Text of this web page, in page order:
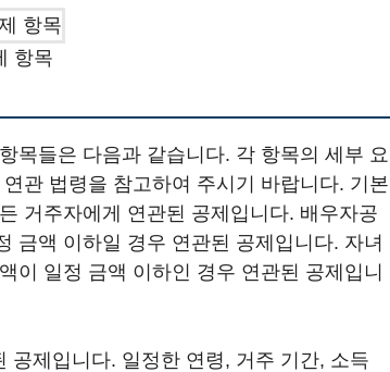
항목
목들은 다음과 같습니다. 각 항목의 세부 요
관 법령을 참고하여 주시기 바랍니다. 기본
거주자에게 연관된 공제입니다. 배우자공
금액 이하일 경우 연관된 공제입니다. 자녀
이 일정 금액 이하인 경우 연관된 공제입니
공제입니다. 일정한 연령, 거주 기간, 소득